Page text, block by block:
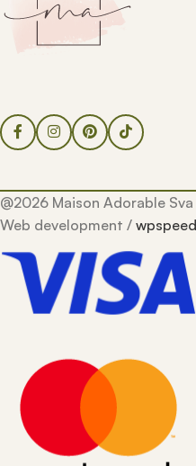
@2026 Maison Adorable
Web development /